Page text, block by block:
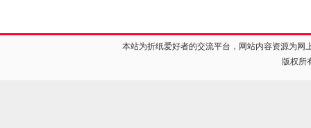
本站为折纸爱好者的交流平台，网站内容资源为
版权所